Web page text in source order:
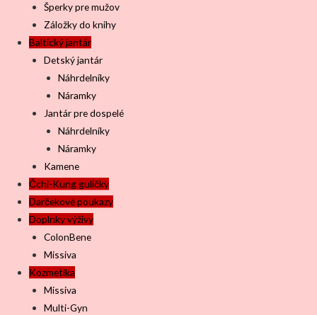
Šperky pre mužov
Záložky do knihy
Baltický jantár
Detský jantár
Náhrdelníky
Náramky
Jantár pre dospelé
Náhrdelníky
Náramky
Kamene
Čchi-Kung guličky
Darčekové poukazy
Doplnky výživy
ColonBene
Missiva
Kozmetika
Missiva
Multi-Gyn